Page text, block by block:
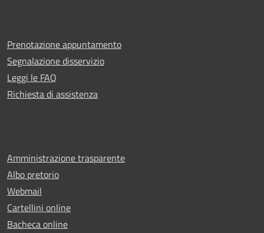
Prenotazione appuntamento
Segnalazione disservizio
Leggi le FAQ
Richiesta di assistenza
Amministrazione trasparente
Albo pretorio
Webmail
Cartellini online
Bacheca online